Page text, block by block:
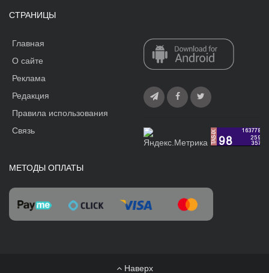
СТРАНИЦЫ
Главная
О сайте
Реклама
Редакция
Правила использования
Связь
МЕТОДЫ ОПЛАТЫ
Наверх